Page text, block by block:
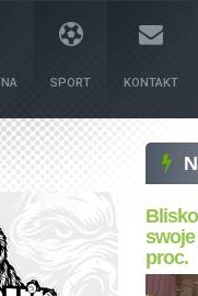
SPORT KONTAKT
swoje
proc.